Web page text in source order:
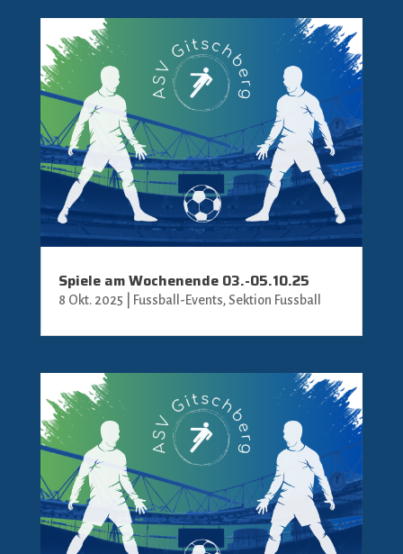
Spiele am Wochenende 03.-05.10.25
8 Okt. 2025 Fussball-Events, Sektion Fussball